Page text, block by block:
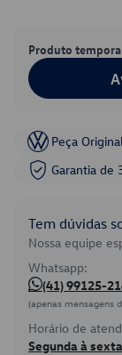
Produto
Peça
Garantia de
Tem dúvidas
Nossa equipe
Whatsapp:
(41) 99125-
(apenas mensagens
Horário de
Segunda à